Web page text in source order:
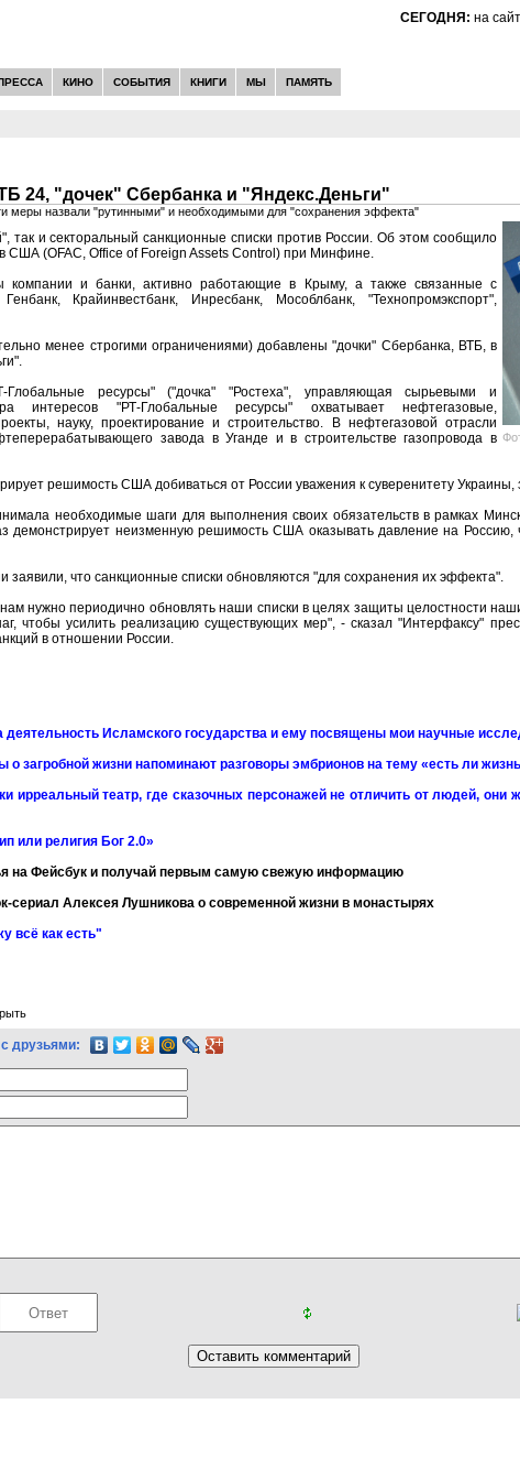
СЕГОДНЯ: на
КИНО СОБЫТИЯ КНИГИ МЫ ПАМЯТЬ
24, "дочек" Сбербанка и "Яндекс.Деньги"
меры назвали "рутинными" и необходимыми для "сохранения эффекта"
и секторальный санкционные списки против России. Об этом сообщило
США (OFAC, Office of Foreign Assets Control) при Минфине.
компании и банки, активно работающие в Крыму, а также связанные с
Крайинвестбанк, Инресбанк, Мособлбанк, "Технопромэкспорт",
менее строгими ограничениями) добавлены "дочки" Сбербанка, ВТБ, в
ресурсы" ("дочка" "Ростеха", управляющая сырьевыми и
интересов "РТ-Глобальные ресурсы" охватывает нефтегазовые,
науку, проектирование и строительство. В нефтегазовой отрасли
завода в Уганде и в строительстве газопровода в
решимость США добиваться от России уважения к суверенитету Украины,
необходимые шаги для выполнения своих обязательств в рамках
демонстрирует неизменную решимость США оказывать давление на Россию,
заявили, что санкционные списки обновляются "для сохранения их эффекта".
нужно периодично обновлять наши списки в целях защиты целостности
чтобы усилить реализацию существующих мер", - сказал "Интерфаксу"
в отношении России.
Исламского государства и ему посвящены мои научные
о загробной жизни напоминают разговоры эмбрионов на тему «есть ли
ирреальный театр, где сказочных персонажей не отличить от людей, они
или религия Бог 2.0»
на Фейсбук и получай первым самую свежую информацию
сериал Алексея Лушникова о современной жизни в монастырях
всё как есть"
друзьями: